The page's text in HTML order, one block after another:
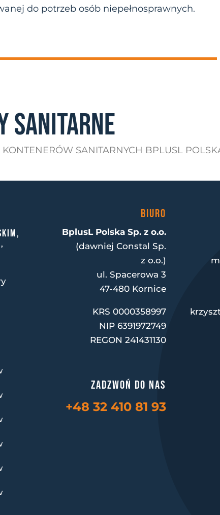
do potrzeb osób niepełnosprawnych.
SANITARNE
SANITARNYCH BPLUSL
BIURO
BplusL Polska Sp. z o.o.
(dawniej Constal Sp.
z o.o.)
ul. Spacerowa 3
47-480 Kornice
KRS 0000358997
NIP 6391972749
REGON 241431130
Zadzwoń do nas
+48 32 410 81 93